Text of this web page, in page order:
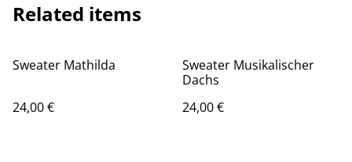
Related items
Sweater Mathilda
24,00 €
Sweater Musikalischer
Dachs
24,00 €